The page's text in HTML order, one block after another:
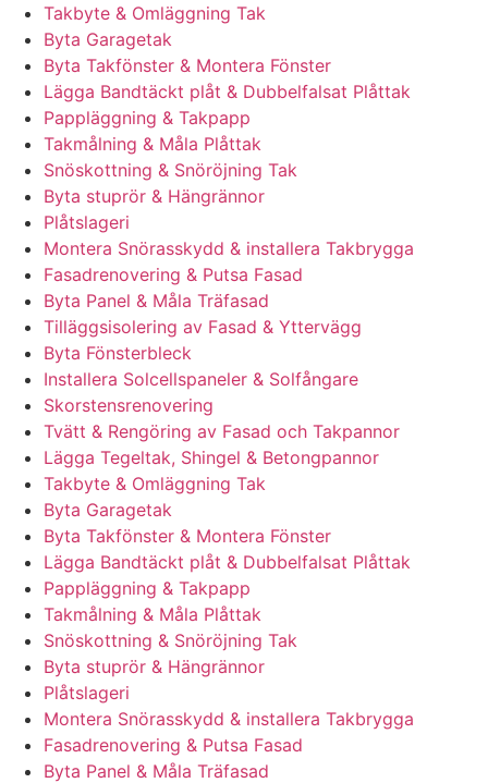
Takbyte & Omläggning Tak
Byta Garagetak
Byta Takfönster & Montera Fönster
Lägga Bandtäckt plåt & Dubbelfalsat Plåttak
Pappläggning & Takpapp
Takmålning & Måla Plåttak
Snöskottning & Snöröjning Tak
Byta stuprör & Hängrännor
Plåtslageri
Montera Snörasskydd & installera Takbrygga
Fasadrenovering & Putsa Fasad
Byta Panel & Måla Träfasad
Tilläggsisolering av Fasad & Yttervägg
Byta Fönsterbleck
Installera Solcellspaneler & Solfångare
Skorstensrenovering
Tvätt & Rengöring av Fasad och Takpannor
Lägga Tegeltak, Shingel & Betongpannor
Takbyte & Omläggning Tak
Byta Garagetak
Byta Takfönster & Montera Fönster
Lägga Bandtäckt plåt & Dubbelfalsat Plåttak
Pappläggning & Takpapp
Takmålning & Måla Plåttak
Snöskottning & Snöröjning Tak
Byta stuprör & Hängrännor
Plåtslageri
Montera Snörasskydd & installera Takbrygga
Fasadrenovering & Putsa Fasad
Byta Panel & Måla Träfasad